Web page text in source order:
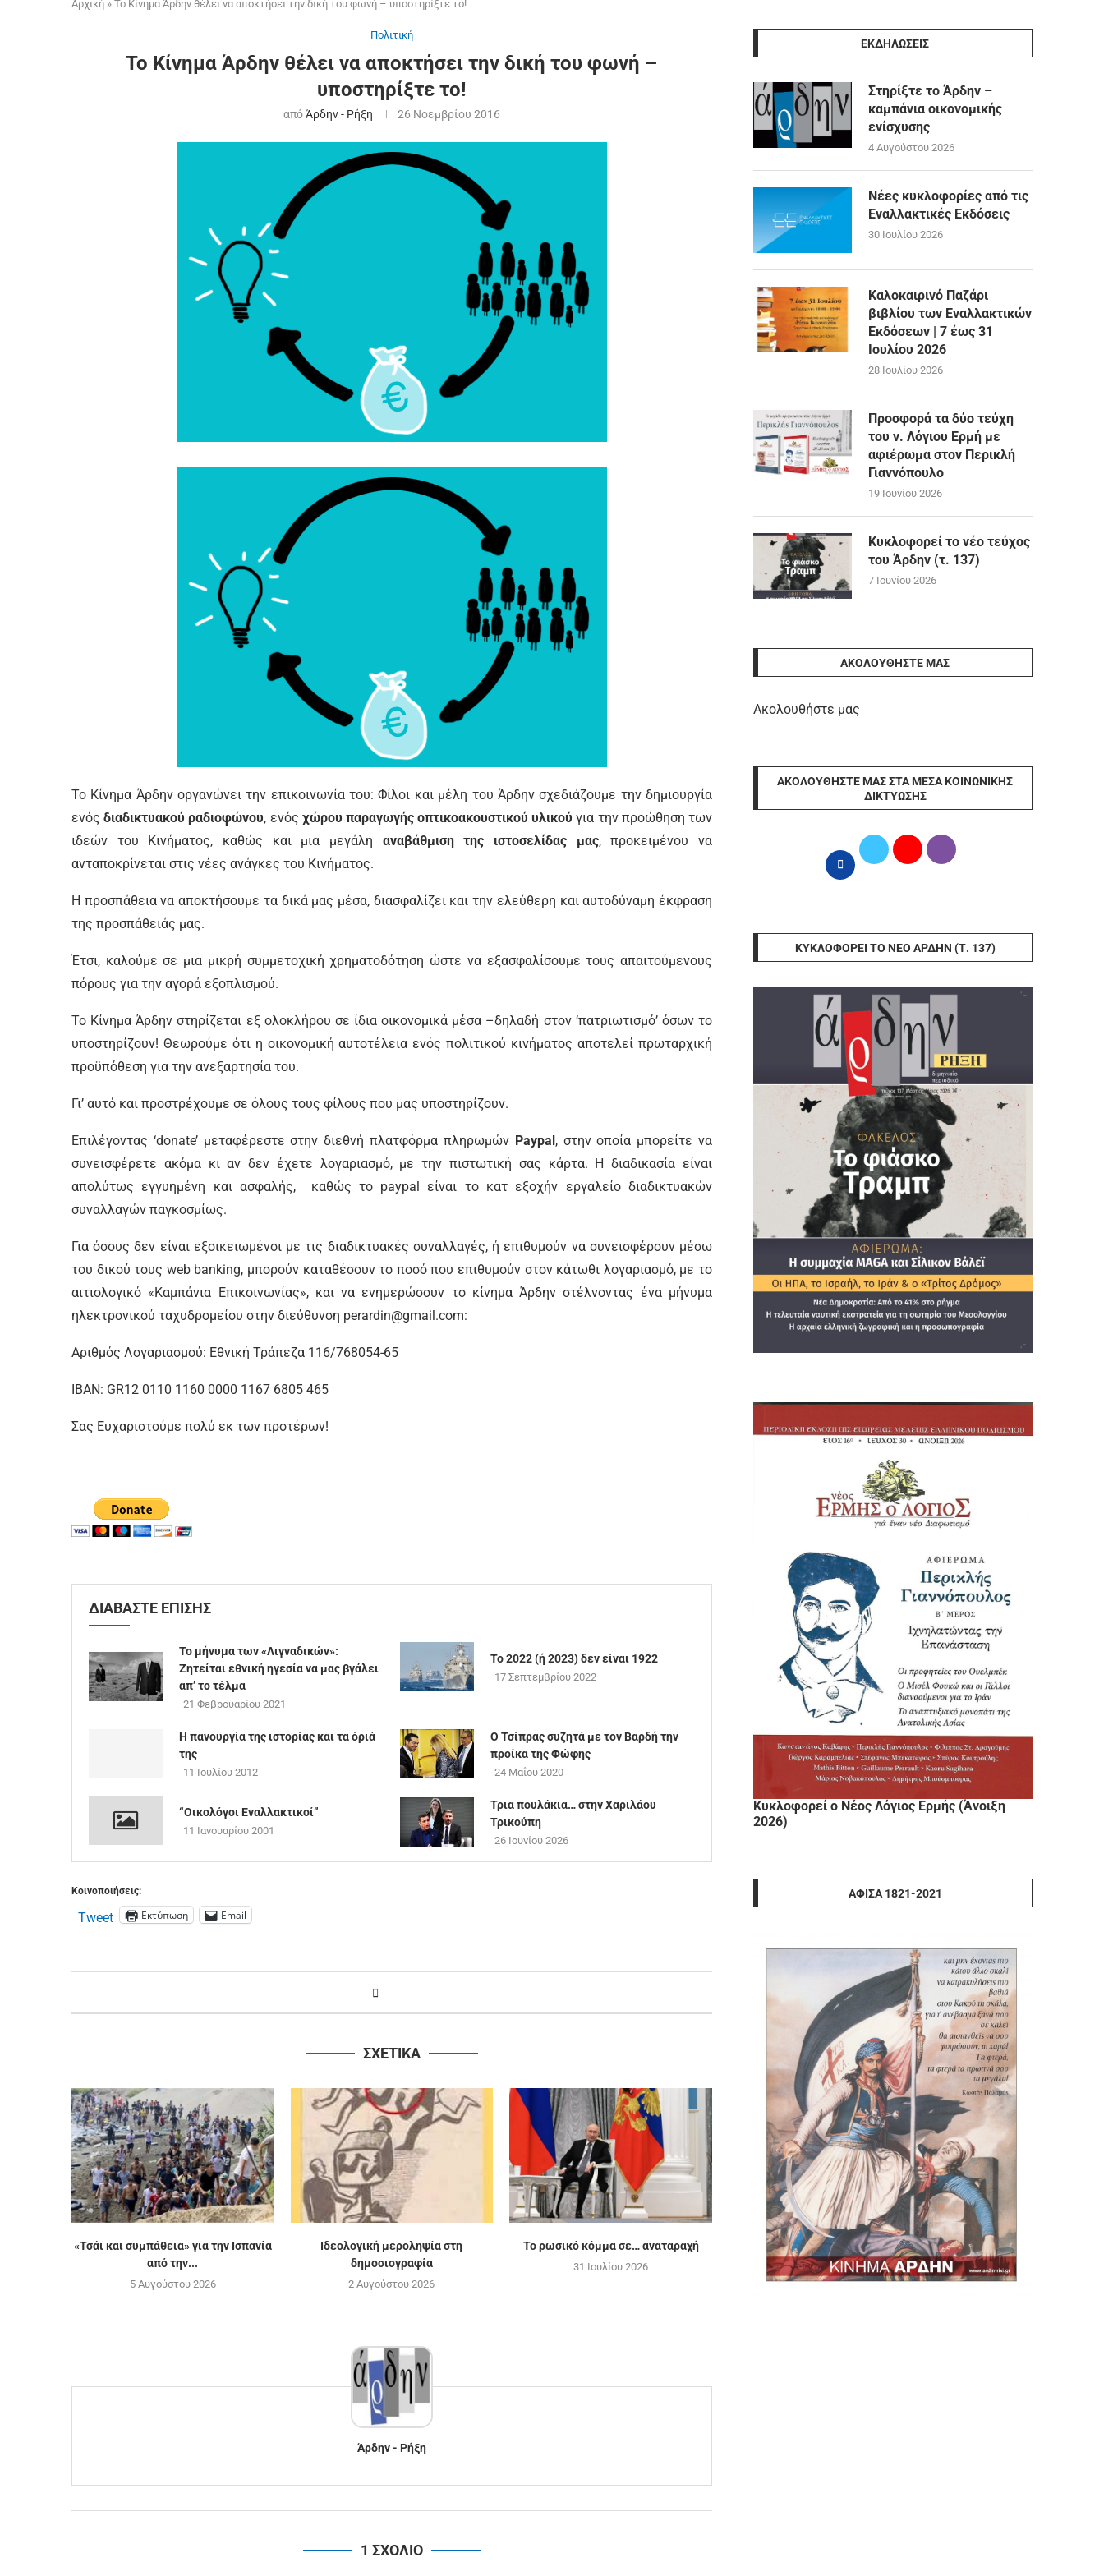
Αρχική » Το Κίνημα Άρδην θέλει να αποκτήσει την δική του φωνή – υποστηρίξτε το!
Πολιτική
Το Κίνημα Άρδην θέλει να αποκτήσει την δική του φωνή –
υποστηρίξτε το!
απόΆρδην - Ρήξη 26 Νοεμβρίου 2016
Το Κίνημα Άρδην οργανώνει την επικοινωνία του: Φίλοι και μέλη του Άρδην σχεδιάζουμε την δημιουργία
ενόςδιαδικτυακού ραδιοφώνου, ενός χώρου παραγωγής οπτικοακουστικού υλικού για την προώθηση των
ιδεών του Κινήματος, καθώς και μια μεγάλη αναβάθμιση της ιστοσελίδας μας, προκειμένου να
ανταποκρίνεται στις νέες ανάγκες του Κινήματος.
Η προσπάθεια να αποκτήσουμε τα δικά μας μέσα, διασφαλίζει και την ελεύθερη και αυτοδύναμη έκφραση
της προσπάθειάς μας.
Έτσι, καλούμε σε μια μικρή συμμετοχική χρηματοδότηση ώστε να εξασφαλίσουμε τους απαιτούμενους
πόρους για την αγορά εξοπλισμού.
Το Κίνημα Άρδην στηρίζεται εξ ολοκλήρου σε ίδια οικονομικά μέσα –δηλαδή στον ‘πατριωτισμό’ όσων το
υποστηρίζουν! Θεωρούμε ότι η οικονομική αυτοτέλεια ενός πολιτικού κινήματος αποτελεί πρωταρχική
προϋπόθεση για την ανεξαρτησία του.
Γι’ αυτό και προστρέχουμε σε όλους τους φίλους που μας υποστηρίζουν.
Επιλέγοντας ‘donate’ μεταφέρεστε στην διεθνή πλατφόρμα πληρωμών Paypal, στην οποία μπορείτε να
συνεισφέρετε ακόμα κι αν δεν έχετε λογαριασμό, με την πιστωτική σας κάρτα. Η διαδικασία είναι
απολύτως εγγυημένη και ασφαλής, καθώς το paypal είναι το κατ εξοχήν εργαλείο διαδικτυακών
συναλλαγών παγκοσμίως.
Για όσους δεν είναι εξοικειωμένοι με τις διαδικτυακές συναλλαγές, ή επιθυμούν να συνεισφέρουν μέσω
του δικού τους web banking, μπορούν καταθέσουν το ποσό που επιθυμούν στον κάτωθι λογαριασμό, με το
αιτιολογικό «Καμπάνια Επικοινωνίας», και να ενημερώσουν το κίνημα Άρδην στέλνοντας ένα μήνυμα
ηλεκτρονικού ταχυδρομείου στην διεύθυνση perardin@gmail.com:
Αριθμός Λογαριασμού: Εθνική Τράπεζα 116/768054-65
IBAN: GR12 0110 1160 0000 1167 6805 465
Σας Ευχαριστούμε πολύ εκ των προτέρων!
ΔΙΑΒΑΣΤΕ ΕΠΙΣΗΣ
Το μήνυμα των «Λιγναδικών»:
Ζητείται εθνική ηγεσία να μας βγάλει
απ’ το τέλμα
21 Φεβρουαρίου 2021
Το 2022 (ή 2023) δεν είναι 1922
17 Σεπτεμβρίου 2022
Η πανουργία της ιστορίας και τα όριά
της
11 Ιουλίου 2012
Ο Τσίπρας συζητά με τον Βαρδή την
προίκα της Φώφης
24 Μαΐου 2020
“Οικολόγοι Εναλλακτικοί”
11 Ιανουαρίου 2001
Τρια πουλάκια… στην Χαριλάου
Τρικούπη
26 Ιουνίου 2026
Κοινοποιήσεις:
Tweet Εκτύπωση Email
ΣΧΕΤΙΚΑ
«Τσάι και συμπάθεια» για την Ισπανία
από την...
5 Αυγούστου 2026
Ιδεολογική μεροληψία στη
δημοσιογραφία
2 Αυγούστου 2026
Το ρωσικό κόμμα σε… αναταραχή
31 Ιουλίου 2026
Άρδην - Ρήξη
1 ΣΧΟΛΙΟ
ΕΚΔΗΛΩΣΕΙΣ
Στηρίξτε το Άρδην –
καμπάνια οικονομικής
ενίσχυσης
4 Αυγούστου 2026
Νέες κυκλοφορίες από τις
Εναλλακτικές Εκδόσεις
30 Ιουλίου 2026
Καλοκαιρινό Παζάρι
βιβλίου των Εναλλακτικών
Εκδόσεων | 7 έως 31
Ιουλίου 2026
28 Ιουλίου 2026
Προσφορά τα δύο τεύχη
του ν. Λόγιου Ερμή με
αφιέρωμα στον Περικλή
Γιαννόπουλο
19 Ιουνίου 2026
Κυκλοφορεί το νέο τεύχος
του Άρδην (τ. 137)
7 Ιουνίου 2026
ΑΚΟΛΟΥΘΉΣΤΕ ΜΑΣ
Ακολουθήστε μας
ΑΚΟΛΟΥΘΉΣΤΕ ΜΑΣ ΣΤΑ ΜΈΣΑ ΚΟΙΝΩΝΙΚΉΣ
ΔΙΚΤΎΩΣΗΣ
ΚΥΚΛΟΦΟΡΕΊ ΤΟ ΝΈΟ ΆΡΔΗΝ (Τ. 137)
Κυκλοφορεί ο Νέος Λόγιος Ερμής (Άνοιξη
2026)
ΑΦΊΣΑ 1821-2021